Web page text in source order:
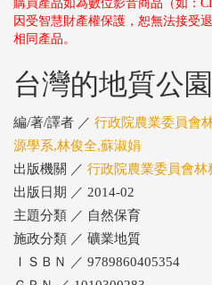
購買產品如為數位影音商品（如：
因受智慧財產權保護，恕無法接受
相同產品。
台灣的地質公園
編/著/譯者 ／ 行政院農業委員會
源學系,林俊全,蘇淑娟
出版機關 ／ 行政院農業委員會林
出版日期 ／ 2014-02
主題分類 ／ 自然保育
施政分類 ／ 礦業地質
ＩＳＢＮ ／ 9789860405354